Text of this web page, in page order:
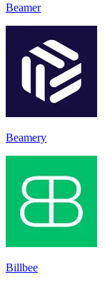
Beamer
Beamery
Billbee